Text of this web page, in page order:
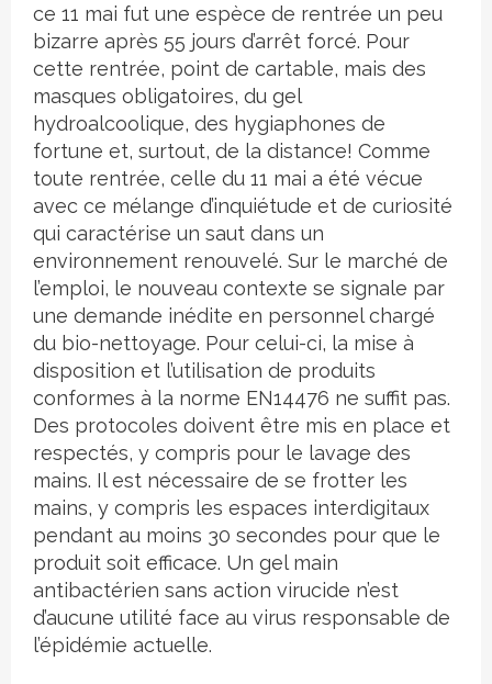
ce 11 mai fut une espèce de rentrée un peu
bizarre après 55 jours d’arrêt forcé. Pour
cette rentrée, point de cartable, mais des
masques obligatoires, du gel
hydroalcoolique, des hygiaphones de
fortune et, surtout, de la distance! Comme
toute rentrée, celle du 11 mai a été vécue
avec ce mélange d’inquiétude et de curiosité
qui caractérise un saut dans un
environnement renouvelé. Sur le marché de
l’emploi, le nouveau contexte se signale par
une demande inédite en personnel chargé
du bio-nettoyage. Pour celui-ci, la mise à
disposition et l’utilisation de produits
conformes à la norme EN14476 ne suffit pas.
Des protocoles doivent être mis en place et
respectés, y compris pour le lavage des
mains. Il est nécessaire de se frotter les
mains, y compris les espaces interdigitaux
pendant au moins 30 secondes pour que le
produit soit efficace. Un gel main
antibactérien sans action virucide n’est
d’aucune utilité face au virus responsable de
l’épidémie actuelle.